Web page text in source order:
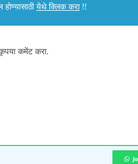
येथे क्लिक करा!!
कमेंट करा.